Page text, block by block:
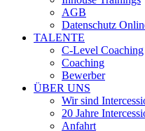
AGB
Datenschutz
TALENTE
C-Level Coaching
Coaching
Bewerber
ÜBER UNS
Wir sind
20 Jahre
Anfahrt